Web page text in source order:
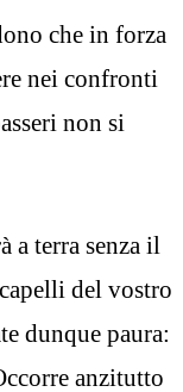
che in forza
nei confronti
non si
a terra senza il
del vostro
dunque paura:
anzitutto